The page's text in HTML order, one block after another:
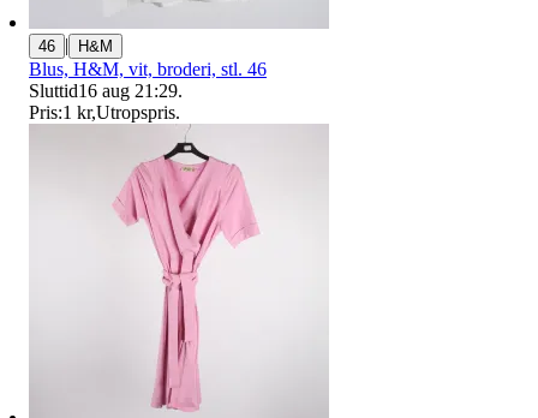
46 | H&M
Blus, H&M, vit, broderi, stl. 46
Sluttid16 aug 21:29.
Pris:1 kr,Utropspris.